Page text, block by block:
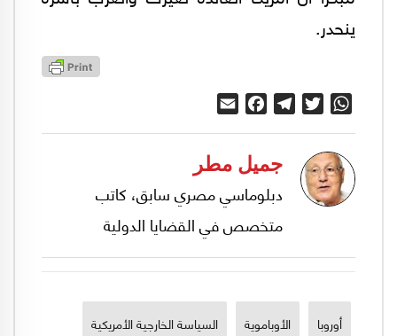
ينحدر.
WhatsApp
Twitter
Telegram
Facebook
جميل مطر
دبلوماسي مصري سابق، كاتب
متخصص في القضايا الدولية
أوروبا الأوباموية السياسة الخارجية الأمريكية